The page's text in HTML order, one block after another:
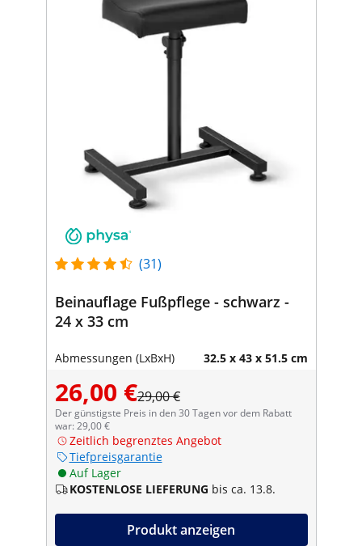
(31)
Beinauflage Fußpflege - schwarz -
24 x 33 cm
Abmessungen (LxBxH) 32.5 x 43 x 51.5 cm
26,00 €29,00 €
Der günstigste Preis in den 30 Tagen vor dem Rabatt
war: 29,00 €
Zeitlich begrenztes Angebot
Tiefpreisgarantie
Auf Lager
KOSTENLOSE LIEFERUNG bis ca. 13.8.
Produkt anzeigen